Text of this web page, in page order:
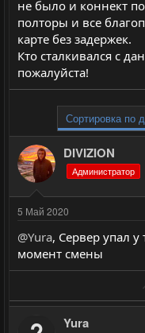
не было и коннект
полторы и все
карте без задержек.
Кто сталкивался с
пожалуйста!
Сортировка по
DIVIZION
Администратор
5 Май 2020
@Yura, Сервер упал у
момент смены
Yura